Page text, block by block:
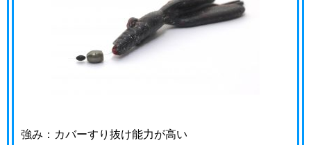
強み：カバーすり抜け能力が高い